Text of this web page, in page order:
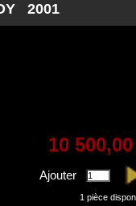
2001
10
Ajouter
1 pièce